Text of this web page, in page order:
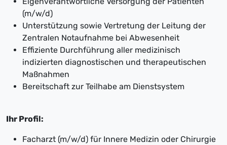
(m/w/d)
Unterstützung sowie Vertretung der Leitung der
Zentralen Notaufnahme bei Abwesenheit
Effiziente Durchführung aller medizinisch
indizierten diagnostischen und therapeutischen
Maßnahmen
Bereitschaft zur Teilhabe am Dienstsystem
Ihr Profil:
Facharzt (m/w/d) für Innere Medizin oder Chirurgie